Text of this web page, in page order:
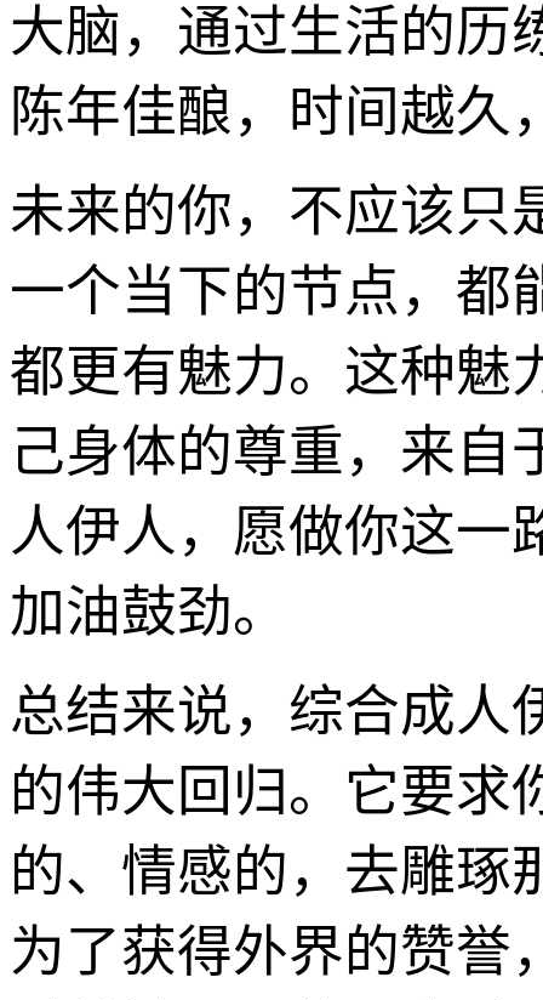
大脑，通过生活的历
陈年佳酿，时间越久
未来的你，不应该只
一个当下的节点，都
都更有魅力。这种魅
己身体的尊重，来自
人伊人，愿做你这一
加油鼓劲。
总结来说，综合成人
的伟大回归。它要
的、情感的，去雕琢
为了获得外界的赞誉